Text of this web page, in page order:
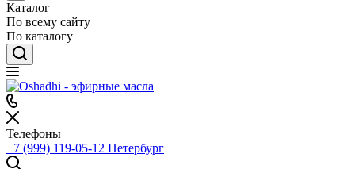
Каталог
По всему сайту
По каталогу
Телефоны
+7 (999) 119-05-12 Петербург